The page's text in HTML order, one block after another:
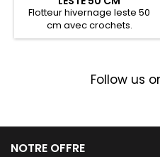
Flotteur hivernage leste 50
cm avec crochets.
Follow us
NOTRE OFFRE